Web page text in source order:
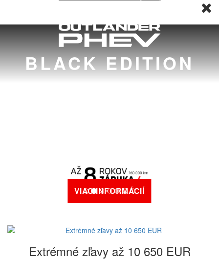
BLACK EDITION
VIAC INFORMÁCIÍ
Extrémné zľavy až 10 650 EUR